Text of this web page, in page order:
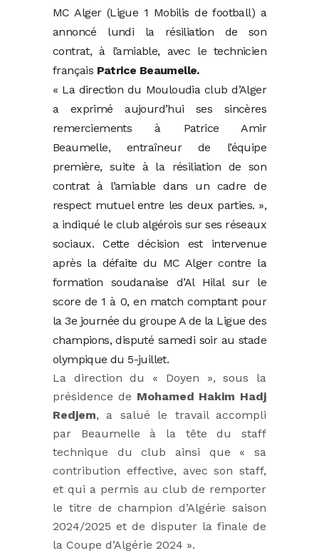
MC Alger (Ligue 1 Mobilis de football) a
annoncé lundi la résiliation de son
contrat, à l’amiable, avec le technicien
français Patrice Beaumelle.
« La direction du Mouloudia club d’Alger
a exprimé aujourd’hui ses sincères
remerciements à Patrice Amir
Beaumelle, entraîneur de l’équipe
première, suite à la résiliation de son
contrat à l’amiable dans un cadre de
respect mutuel entre les deux parties. »,
a indiqué le club algérois sur ses réseaux
sociaux. Cette décision est intervenue
après la défaite du MC Alger contre la
formation soudanaise d’Al Hilal sur le
score de 1 à 0, en match comptant pour
la 3e journée du groupe A de la Ligue des
champions, disputé samedi soir au stade
olympique du 5-juillet.
La direction du « Doyen », sous la
présidence de Mohamed Hakim Hadj
Redjem, a salué le travail accompli
par Beaumelle à la tête du staff
technique du club ainsi que « sa
contribution effective, avec son staff,
et qui a permis au club de remporter
le titre de champion d’Algérie saison
2024/2025 et de disputer la finale de
la Coupe d’Algérie 2024 ».